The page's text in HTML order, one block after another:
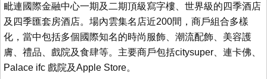
毗連國際金融中心一期及二期頂級寫字樓、世界級的四季酒店
及四季匯套房酒店。場內雲集名店近200間，商戶組合多樣
化，當中包括多個國際知名的時尚服飾、潮流配飾、美容護
膚、禮品、戲院及食肆等。主要商戶包括citysuper、連卡佛、
Palace ifc 戲院及Apple Store。